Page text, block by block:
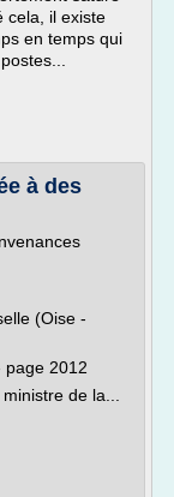
cela, il existe
en temps qui
à des
(Oise -
page 2012
de la...